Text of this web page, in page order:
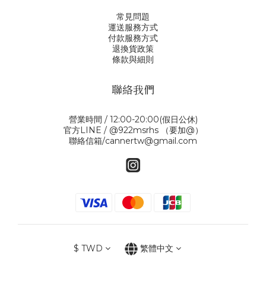
常見問題
運送服務方式
付款服務方式
退換貨政策
條款與細則
聯絡我們
營業時間 / 12:00-20:00(假日公休)
官方LINE / @922msrhs （要加@）
聯絡信箱/cannertw@gmail.com
$ TWD 繁體中文